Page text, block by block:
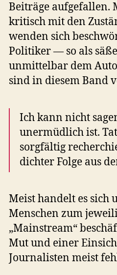
Beiträge aufgefallen.
kritisch mit den
wenden sich
Politiker — so als
unmittelbar dem
sind in diesem Band
Ich kann nicht
unermüdlich ist.
sorgfältig
dichter Folge aus
Meist handelt es sich
Menschen zum
„Mainstream“
Mut und einer
Journalisten meist